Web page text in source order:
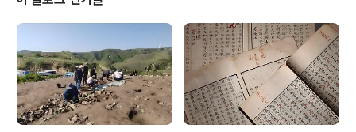
The Canterbury Tales:General Prologuelines 1-
42: Introduction Here bygynneth the Book of th